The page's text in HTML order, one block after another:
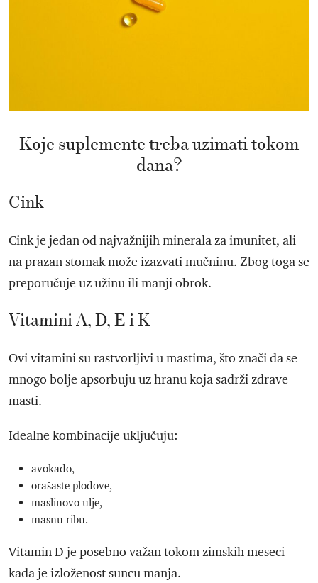
Koje suplemente treba uzimati tokom
dana?
Cink
Cink je jedan od najvažnijih minerala za imunitet, ali
na prazan stomak može izazvati mučninu. Zbog toga se
preporučuje uz užinu ili manji obrok.
Vitamini A, D, E i K
Ovi vitamini su rastvorljivi u mastima, što znači da se
mnogo bolje apsorbuju uz hranu koja sadrži zdrave
masti.
Idealne kombinacije uključuju:
avokado,
orašaste plodove,
maslinovo ulje,
masnu ribu.
Vitamin D je posebno važan tokom zimskih meseci
kada je izloženost suncu manja.